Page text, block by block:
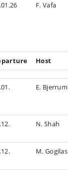
F. Vafa
Host
E.
N. Shah
M.